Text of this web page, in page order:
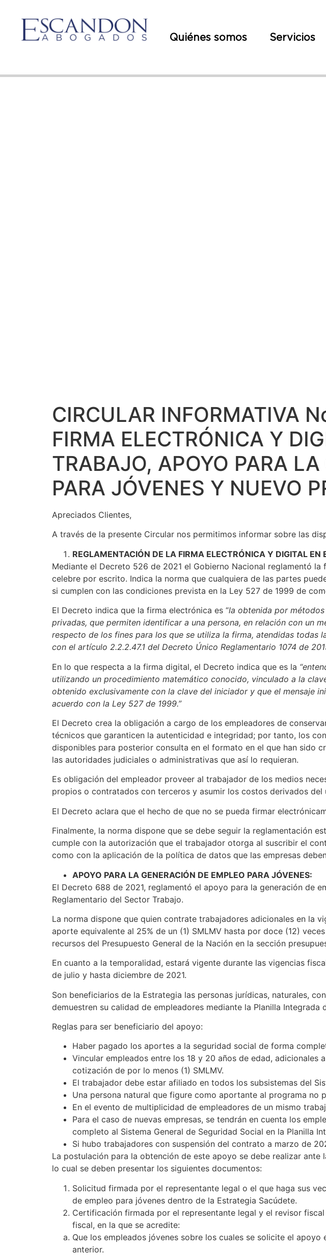
Quiénes somos Servicios
CIRCULAR INFORMATIVA
FIRMA ELECTRÓNICA Y
TRABAJO, APOYO PARA
PARA JÓVENES Y NUEVO
Apreciados Clientes,
A través de la presente Circular nos permitimos informar sobre las
REGLAMENTACIÓN DE LA FIRMA ELECTRÓNICA Y DIGITAL
Mediante el Decreto 526 de 2021 el Gobierno Nacional reglamentó
celebre por escrito. Indica la norma que cualquiera de las partes
si cumplen con las condiciones prevista en la Ley 527 de 1999 de
El Decreto indica que la firma electrónica es “la obtenida por
privadas, que permiten identificar a una persona, en relación con un
respecto de los fines para los que se utiliza la firma, atendidas
con el artículo 2.2.2.47.1 del Decreto Único Reglamentario 1074 de
En lo que respecta a la firma digital, el Decreto indica que es la
utilizando un procedimiento matemático conocido, vinculado a la
obtenido exclusivamente con la clave del iniciador y que el mensaje
acuerdo con la Ley 527 de 1999.”
El Decreto crea la obligación a cargo de los empleadores de
técnicos que garanticen la autenticidad e integridad; por tanto, los
disponibles para posterior consulta en el formato en el que han sido
las autoridades judiciales o administrativas que así lo requieran.
Es obligación del empleador proveer al trabajador de los medios
propios o contratados con terceros y asumir los costos derivados del
El Decreto aclara que el hecho de que no se pueda firmar
Finalmente, la norma dispone que se debe seguir la reglamentación
cumple con la autorización que el trabajador otorga al suscribir el
como con la aplicación de la política de datos que las empresas
APOYO PARA LA GENERACIÓN DE EMPLEO PARA JÓVENES:
El Decreto 688 de 2021, reglamentó el apoyo para la generación de
Reglamentario del Sector Trabajo.
La norma dispone que quien contrate trabajadores adicionales en la
aporte equivalente al 25% de un (1) SMLMV hasta por doce (12)
recursos del Presupuesto General de la Nación en la sección
En cuanto a la temporalidad, estará vigente durante las vigencias
de julio y hasta diciembre de 2021.
Son beneficiarios de la Estrategia las personas jurídicas, naturales,
demuestren su calidad de empleadores mediante la Planilla
Reglas para ser beneficiario del apoyo:
Haber pagado los aportes a la seguridad social de forma
Vincular empleados entre los 18 y 20 años de edad, adicionales
cotización de por lo menos (1) SMLMV.
El trabajador debe estar afiliado en todos los subsistemas del
Una persona natural que figure como aportante al programa
En el evento de multiplicidad de empleadores de un mismo
Para el caso de nuevas empresas, se tendrán en cuenta los
completo al Sistema General de Seguridad Social en la Planilla
Si hubo trabajadores con suspensión del contrato a marzo de
La postulación para la obtención de este apoyo se debe realizar
lo cual se deben presentar los siguientes documentos:
Solicitud firmada por el representante legal o el que haga sus
de empleo para jóvenes dentro de la Estrategia Sacúdete.
Certificación firmada por el representante legal y el revisor
fiscal, en la que se acredite:
Que los empleados jóvenes sobre los cuales se solicite el
anterior.